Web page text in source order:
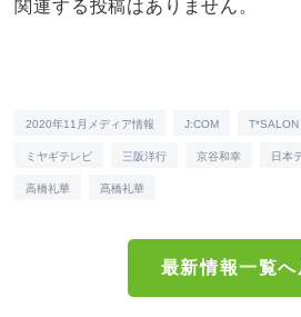
関連する投稿はありません。
2020年11月メディア情報 J:COM T*SALON
ミヤギテレビ 三阪洋行 京谷和幸 日本
高橋礼華 髙橋礼華
最新情報一覧へ